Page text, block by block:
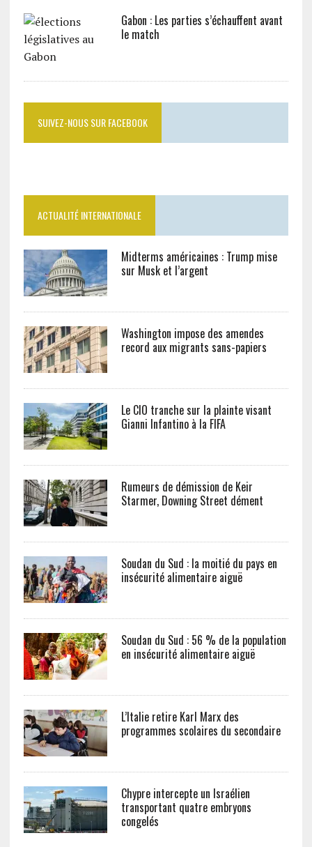
Gabon : Les parties s’échauffent avant
le match
SUIVEZ-NOUS SUR FACEBOOK
ACTUALITÉ INTERNATIONALE
Midterms américaines : Trump mise
sur Musk et l’argent
Washington impose des amendes
record aux migrants sans-papiers
Le CIO tranche sur la plainte visant
Gianni Infantino à la FIFA
Rumeurs de démission de Keir
Starmer, Downing Street dément
Soudan du Sud : la moitié du pays en
insécurité alimentaire aiguë
Soudan du Sud : 56 % de la population
en insécurité alimentaire aiguë
L’Italie retire Karl Marx des
programmes scolaires du secondaire
Chypre intercepte un Israélien
transportant quatre embryons
congelés